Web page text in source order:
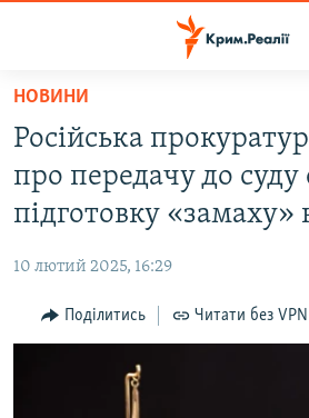
Перейти
основного
матеріалу
Перейти
до
основної
Перейти
до
ВІДЕО ТА ФОТО
БЛОГИ
ПОГЛЯД
ВСЕ ЗА ДЕНЬ
НОВИНИ
Російська
про передачу до
підготовку «замаху»
10 лютий 2025, 16:29
Поділитись Читати без VPN